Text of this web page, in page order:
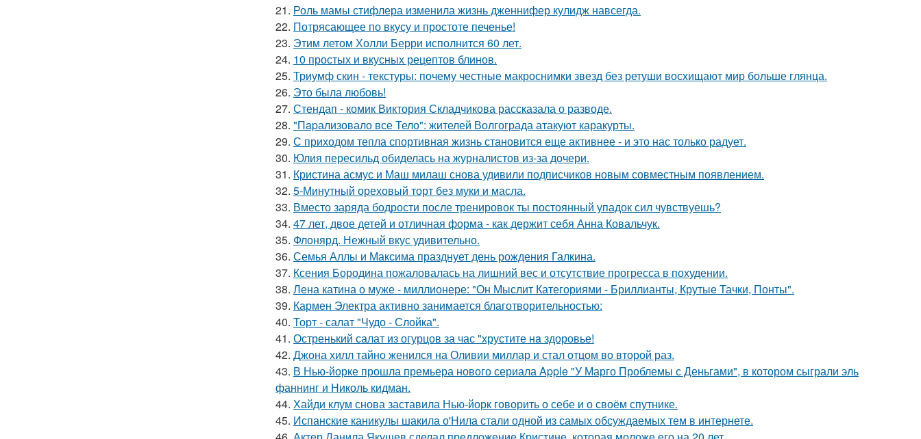
21. Роль мамы стифлера изменила жизнь дженнифер кулидж навсегда.
22. Потрясающее по вкусу и простоте печенье!
23. Этим летом Холли Берри исполнится 60 лет.
24. 10 простых и вкусных рецептов блинов.
25. Триумф скин - текстуры: почему честные макроснимки звезд без ретуши восхищают мир больше глянца.
26. Это была любовь!
27. Стендап - комик Виктория Складчикова рассказала о разводе.
28. "Пapализовало все Тело": жителей Волгограда атакуют каракурты.
29. С приходом тепла спортивная жизнь становится еще активнее - и это нас только радует.
30. Юлия пересильд обиделась на журналистов из-за дочери.
31. Кристина асмус и Маш милаш снова удивили подписчиков новым совместным появлением.
32. 5-Минутный ореховый торт без муки и масла.
33. Вместо заряда бодрости после тренировок ты постоянный упадок сил чувствуешь?
34. 47 лет, двое детей и отличная форма - как держит себя Анна Ковальчук.
35. Флонярд. Нежный вкус удивительно.
36. Семья Аллы и Максима празднует день рождения Галкина.
37. Ксения Бородина пожаловалась на лишний вес и отсутствие прогресса в похудении.
38. Лена катина о муже - миллионере: "Он Мыслит Категориями - Бриллианты, Крутые Тачки, Понты".
39. Кармен Электра активно занимается благотворительностью:
40. Торт - салат "Чудо - Слойка".
41. Остренький салат из огурцов за час "хрустите нa здоровье!
42. Джона хилл тайно женился на Оливии миллар и стал отцом во второй раз.
43. В Нью-йорке прошла премьера нового сериала Apple "У Марго Проблемы с Деньгами", в котором сыграли эль
фаннинг и Николь кидман.
44. Хайди клум снова заставила Нью-йорк говорить о себе и о своём спутнике.
45. Испанские каникулы шакила о'Нила стали одной из самых обсуждаемых тем в интернете.